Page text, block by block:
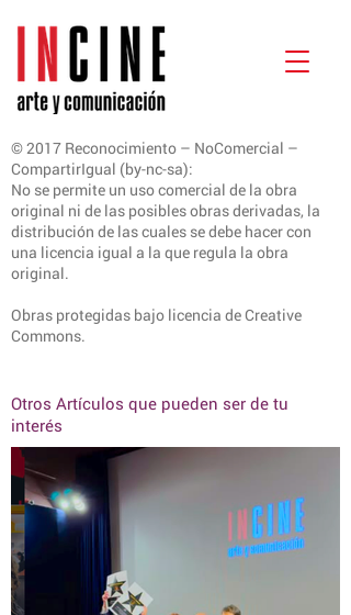
© 2017 Reconocimiento – NoComercial –
CompartirIgual (by-nc-sa):
No se permite un uso comercial de la obra
original ni de las posibles obras derivadas, la
distribución de las cuales se debe hacer con
una licencia igual a la que regula la obra
original.
Obras protegidas bajo licencia de Creative
Commons.
Otros Artículos que pueden ser de tu
interés